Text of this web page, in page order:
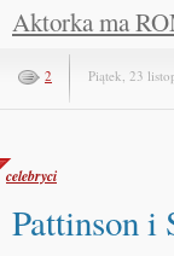
Aktorka ma
2 Piątek, 23
celebryci
Pattinson i